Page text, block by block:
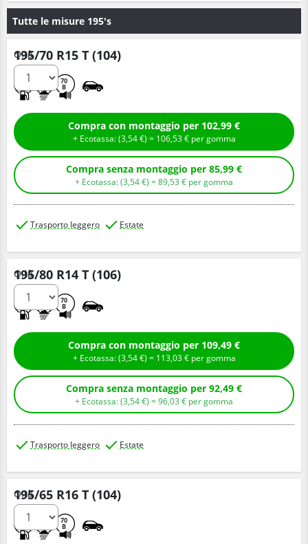
Tutte le misure 195's
195/70 R15 T (104)
70
B
Q.tà
Compra con montaggio per 102,99 €
+ Ecotassa: (3,54€ ) = 106,53€ per gomma
Compra senza montaggio per 85,99 €
+ Ecotassa: (3,54€ ) =89,53 € per gomma
Trasporto leggero Estate
195/80 R14 T (106)
70
B
Q.tà
Compra con montaggio per 109,49 €
+ Ecotassa: (3,54€ ) = 113,03€ per gomma
Compra senza montaggio per 92,49 €
+ Ecotassa: (3,54€ ) =96,03 € per gomma
Trasporto leggero Estate
195/65 R16 T (104)
70
B
Q.tà